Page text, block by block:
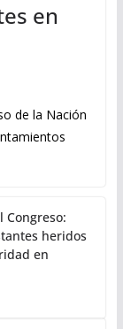
en
de la Nación
Congreso:
heridos
en